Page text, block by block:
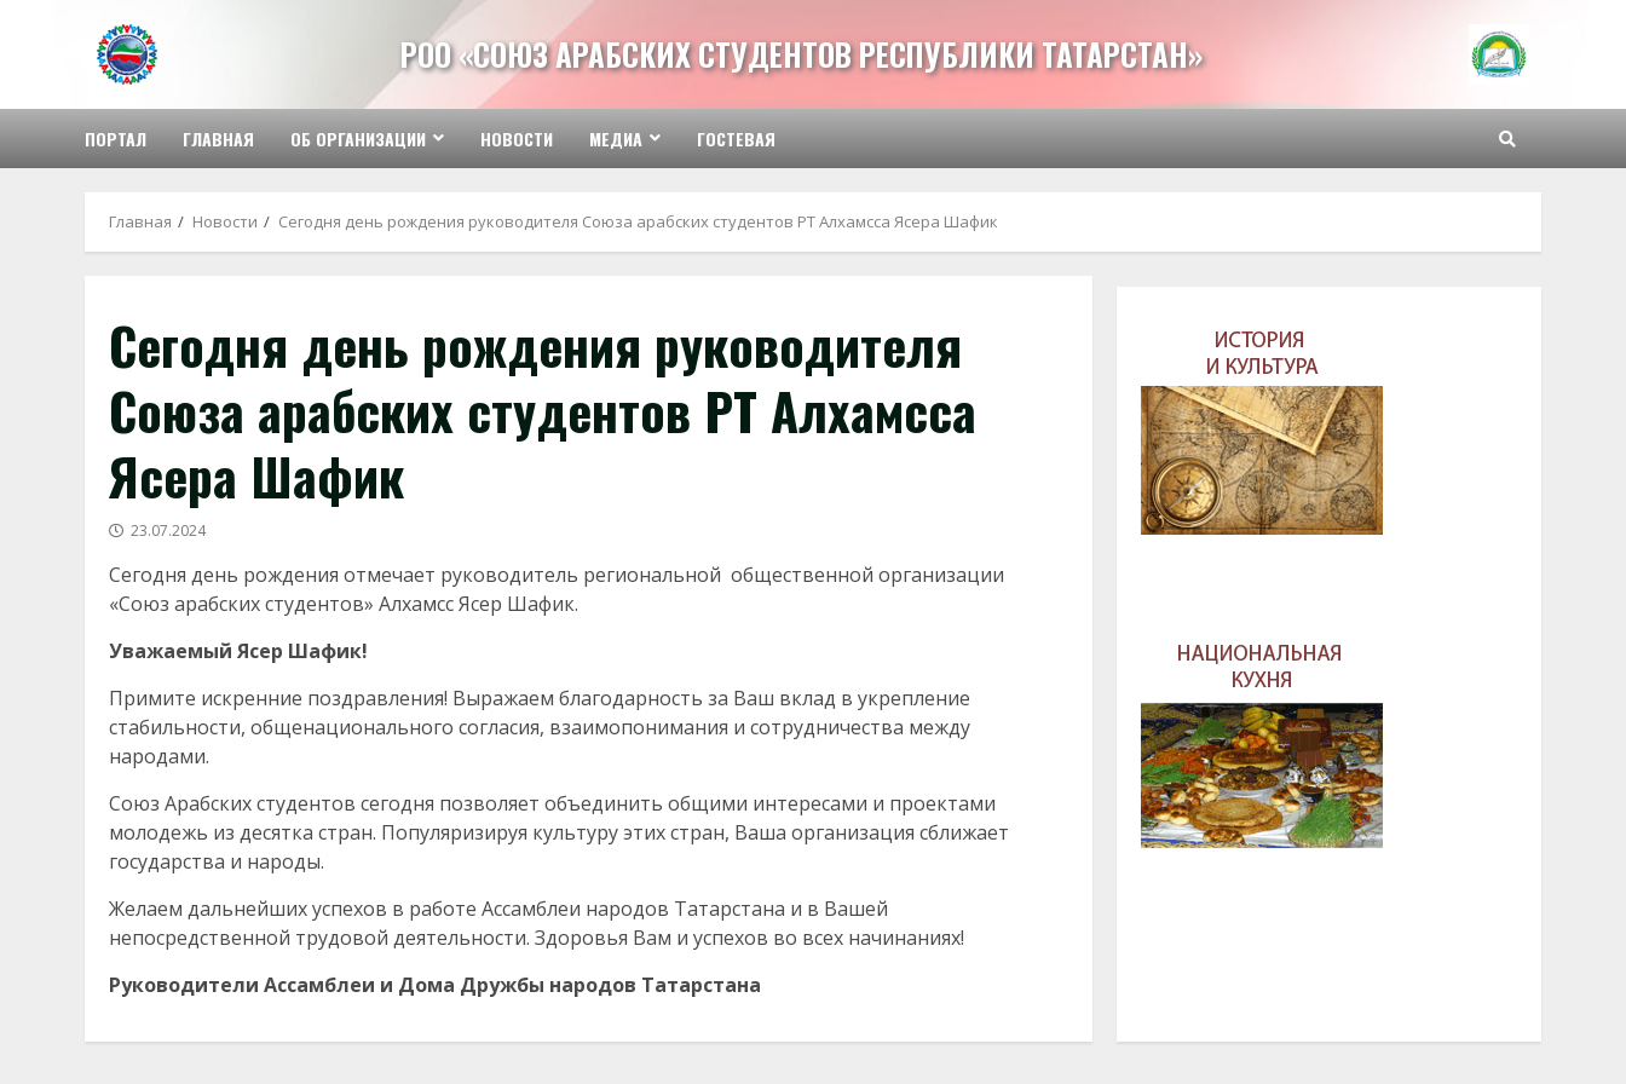
содержимому
РОО «СОЮЗ АРАБСКИХ СТУДЕНТОВ РЕСПУБЛИКИ ТАТАРСТАН»
ПОРТАЛ ГЛАВНАЯ ОБ ОРГАНИЗАЦИИ НОВОСТИ МЕДИА ГОСТЕВАЯ
Главная Новости Сегодня день рождения руководителя Союза арабских студентов РТ Алхамсса Ясера Шафик
Сегодня день рождения руководителя
Союза арабских студентов РТ Алхамсса
Ясера Шафик
23.07.2024
Сегодня день рождения отмечает руководитель региональной общественной организации
«Союз арабских студентов» Алхамсс Ясер Шафик.
Уважаемый Ясер Шафик!
Примите искренние поздравления! Выражаем благодарность за Ваш вклад в укрепление
стабильности, общенационального согласия, взаимопонимания и сотрудничества между
народами.
Союз Арабских студентов сегодня позволяет объединить общими интересами и проектами
молодежь из десятка стран. Популяризируя культуру этих стран, Ваша организация сближает
государства и народы.
Желаем дальнейших успехов в работе Ассамблеи народов Татарстана и в Вашей
непосредственной трудовой деятельности. Здоровья Вам и успехов во всех начинаниях!
Руководители Ассамблеи и Дома Дружбы народов Татарстана